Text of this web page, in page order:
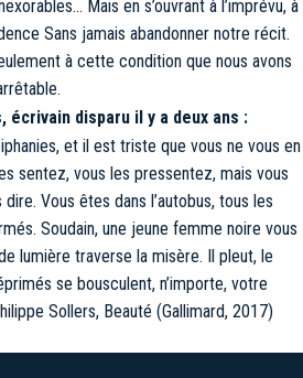
Mais en s’ouvrant à l’imprévu, à
Sans jamais abandonner notre récit.
à cette condition que nous avons
écrivain disparu il y a deux ans :
et il est triste que vous ne vous en
sentez, vous les pressentez, mais vous
Vous êtes dans l’autobus, tous les
Soudain, une jeune femme noire vous
lumière traverse la misère. Il pleut, le
se bousculent, n’importe, votre
Sollers, Beauté (Gallimard, 2017)